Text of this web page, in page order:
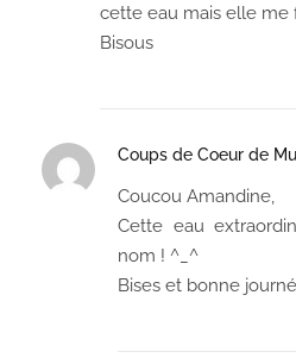
cette eau mais elle me
Bisous
Coups de Coeur de
Coucou Amandine,
Cette eau
nom ! ^_^
Bises et bonne